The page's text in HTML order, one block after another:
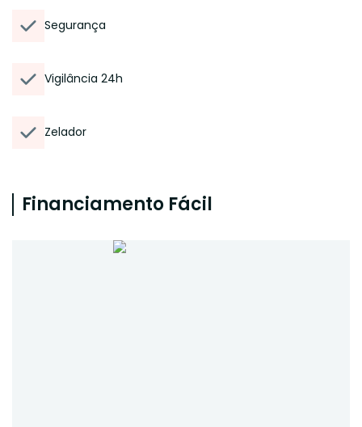
Segurança
Vigilância 24h
Zelador
Financiamento Fácil